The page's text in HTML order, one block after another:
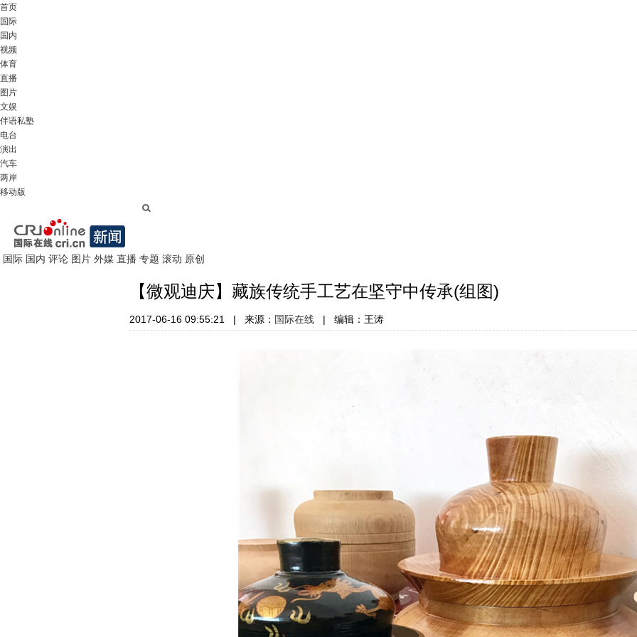
首页
国际
国内
视频
体育
直播
图片
文娱
伴语私塾
电台
演出
汽车
两岸
移动版
国际 国内 评论 图片 外媒 直播 专题 滚动 原创
【微观迪庆】藏族传统手工艺在坚守中传承(组图)
2017-06-16 09:55:21 | 来源： 国际在线 | 编辑：王涛